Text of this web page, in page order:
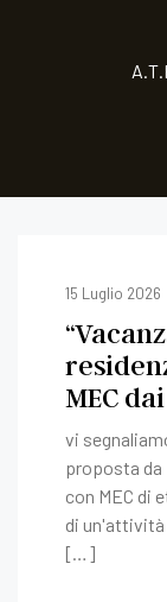
15 Luglio 2026
MEC
vi
proposta da
con MEC di
di un'attività
[…]